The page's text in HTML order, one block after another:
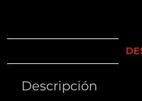
Descripción